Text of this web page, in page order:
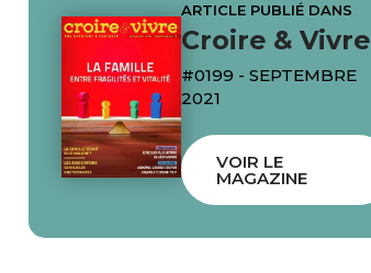
ARTICLE PUBLIÉ DANS
Croire & Vivre
#0199 - SEPTEMBRE
2021
VOIR LE
MAGAZINE